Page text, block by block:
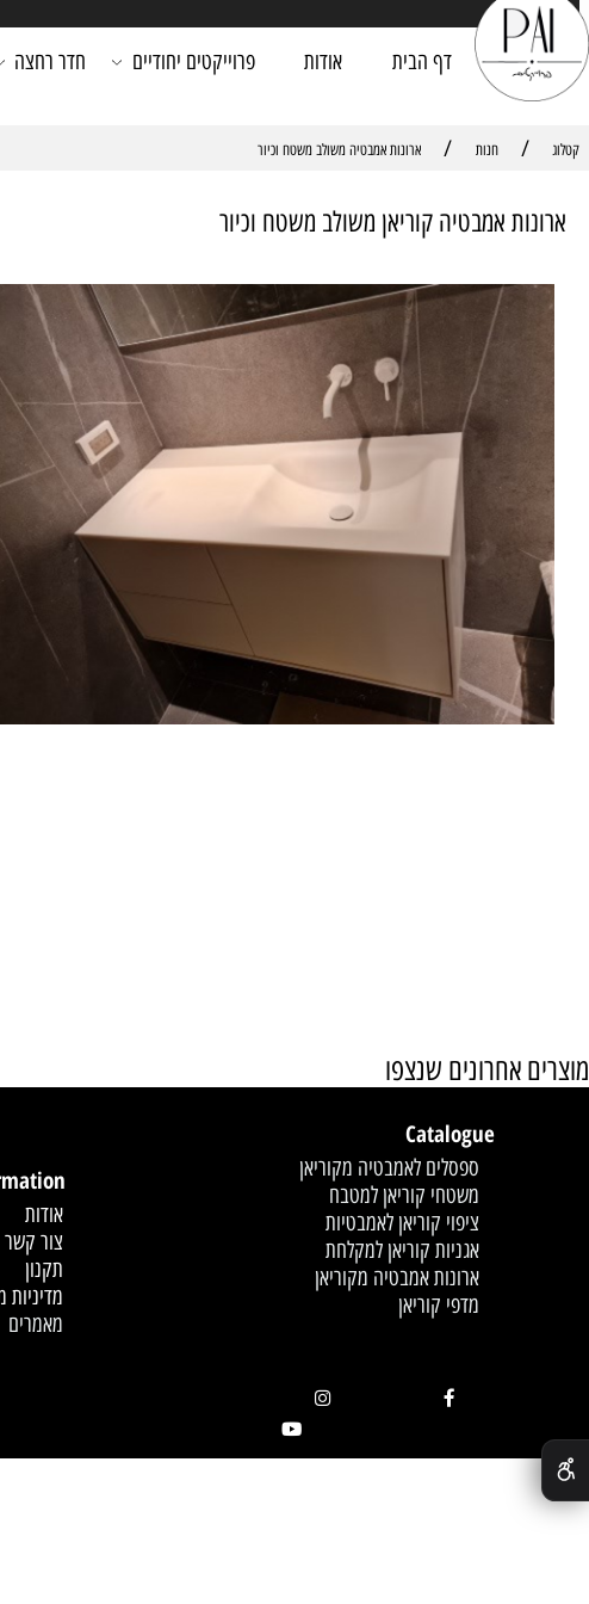
דף הבית אודות פרוייקטים יחודיים חדר רחצה
חנות ארונות אמבטיה משולב משטח וכיור
אמבטיה קוריאן משולב משטח וכיור
Catalogue
ספסלים לאמבטיה מקוריאן
משטחי קוריאן למטבח
ציפוי קוריאן לאמבטיות
אגניות קוריאן למקלחת
לחץ פעמיים לעריכת הטקסט
Information
צור קשר